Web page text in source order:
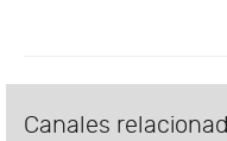
Canales